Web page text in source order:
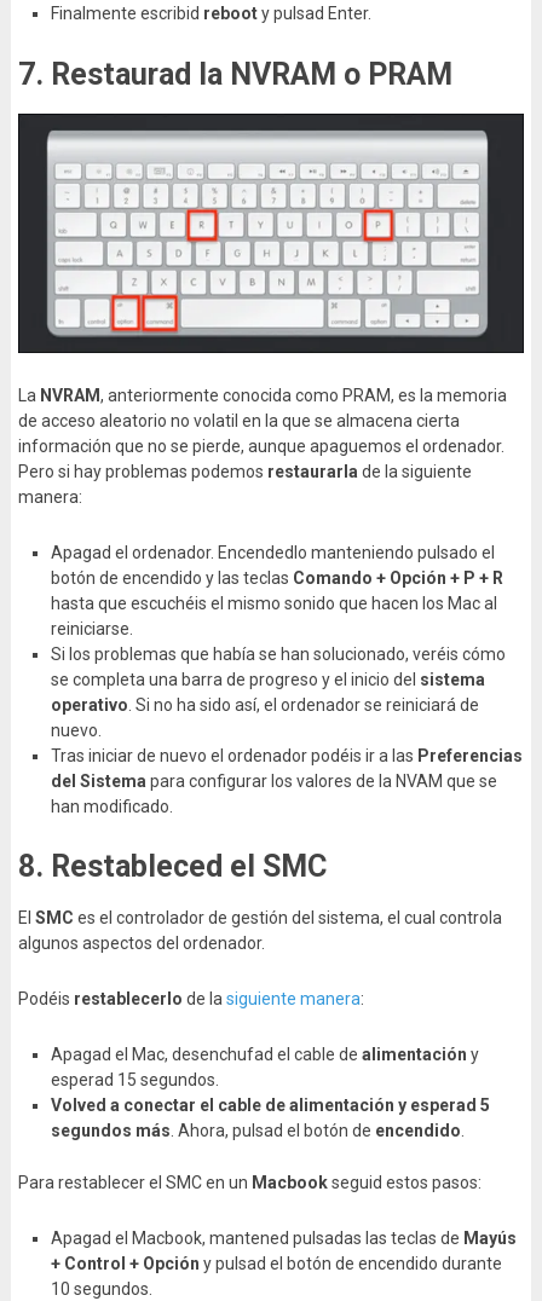
Finalmente escribid rebooty pulsad Enter.
7. Restaurad la NVRAM o PRAM
La NVRAM, anteriormente conocida como PRAM, es la memoria
de acceso aleatorio no volatil en la que se almacena cierta
información que no se pierde, aunque apaguemos el ordenador.
Pero si hay problemas podemos restaurarla de la siguiente
manera:
Apagad el ordenador. Encendedlo manteniendo pulsado el
botón de encendido y las teclas Comando + Opción + P + R
hasta que escuchéis el mismo sonido que hacen los Mac al
reiniciarse.
Si los problemas que había se han solucionado, veréis cómo
se completa una barra de progreso y el inicio del sistema
operativo . Si no ha sido así, el ordenador se reiniciará de
nuevo.
Tras iniciar de nuevo el ordenador podéis ir a las Preferencias
del Sistema para configurar los valores de la NVAM que se
han modificado.
8. Restableced el SMC
El SMC es el controlador de gestión del sistema, el cual controla
algunos aspectos del ordenador.
Podéis restablecerlo de lasiguiente manera:
Apagad el Mac, desenchufad el cable de alimentación y
esperad 15 segundos.
Volved a conectar el cable de alimentación y esperad 5
segundos más. Ahora, pulsad el botón de encendido.
Para restablecer el SMC en un Macbookseguid estos pasos:
Apagad el Macbook, mantened pulsadas las teclas de Mayús
+ Control + Opción y pulsad el botón de encendido durante
10 segundos.